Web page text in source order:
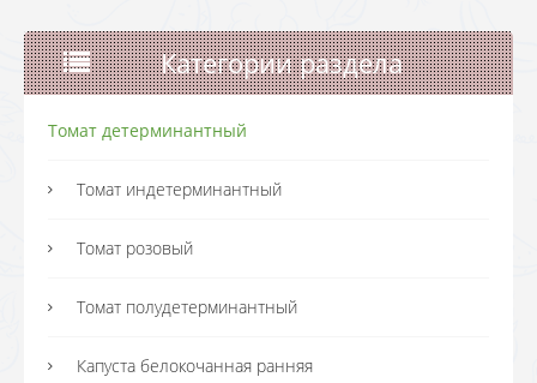
Категории раздела
Томат детерминантный
Томат индетерминантный
Томат розовый
Томат полудетерминантный
Капуста белокочанная ранняя